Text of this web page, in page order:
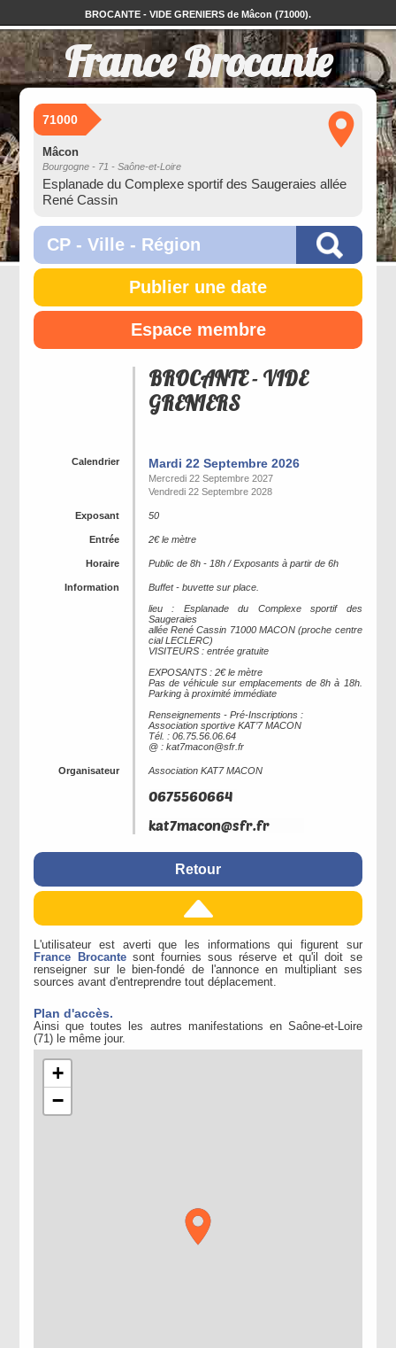
BROCANTE - VIDE GRENIERS de Mâcon (71000).
France Brocante
71000
Mâcon
Bourgogne - 71 - Saône-et-Loire
Esplanade du Complexe sportif des Saugeraies allée
René Cassin
Publier une date
Espace membre
BROCANTE - VIDE
GRENIERS
Calendrier Mardi 22 Septembre 2026
Mercredi 22 Septembre 2027
Vendredi 22 Septembre 2028
Exposant 50
Entrée 2€ le mètre
Horaire Public de 8h - 18h / Exposants à partir de 6h
Information
Buffet - buvette sur place.
lieu : Esplanade du Complexe sportif des
Saugeraies
allée René Cassin 71000 MACON (proche centre
cial LECLERC)
VISITEURS : entrée gratuite
EXPOSANTS : 2€ le mètre
Pas de véhicule sur emplacements de 8h à 18h.
Parking à proximité immédiate
Renseignements - Pré-Inscriptions :
Association sportive KAT’7 MACON
Tél. : 06.75.56.06.64
@ : kat7macon@sfr.fr
Organisateur Association KAT7 MACON
Retour
L'utilisateur est averti que les informations qui figurent sur
France Brocantesont fournies sous réserve et qu'il doit se
renseigner sur le bien-fondé de l'annonce en multipliant ses
sources avant d'entreprendre tout déplacement.
Plan d'accès.
Ainsi que toutes les autres manifestations en Saône-et-Loire
(71) le même jour.
+
−